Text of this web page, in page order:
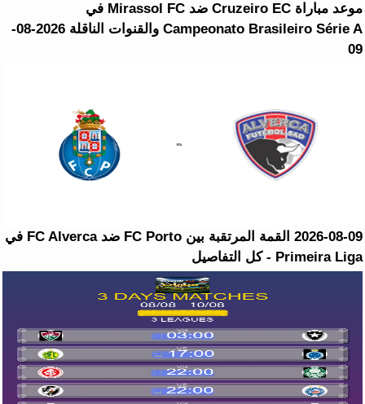
موعد مباراة Cruzeiro EC ضد Mirassol FC في
Campeonato Brasileiro Série A والقنوات الناقلة 2026-08-
09
2026-08-09 القمة المرتقبة بين FC Porto ضد FC Alverca في
Primeira Liga - كل التفاصيل